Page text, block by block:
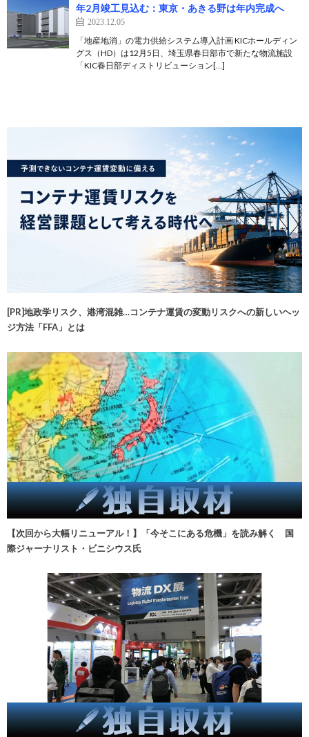
年2月竣工見込む：東京・あきる野は年内完成へ
2023.12.05
「地産地消」の電力供給システム導入計画 KICホールディン
グス（HD）は12月5日、埼玉県春日部市で新たな物流施設
「KIC春日部ディストリビューション[…]
[PR]地政学リスク、港湾混雑…コンテナ運賃の変動リスクへの新しいヘッ
ジ方法「FFA」とは
【次回から大幅リニューアル！】「今そこにある危機」を読み解く 国
際ジャーナリスト・ビニシウス氏